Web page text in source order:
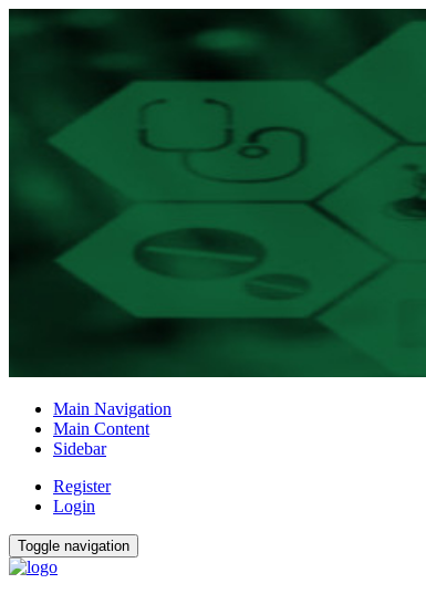
Main Navigation
Main Content
Sidebar
Register
Login
Toggle navigation